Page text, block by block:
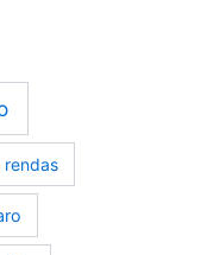
rendas